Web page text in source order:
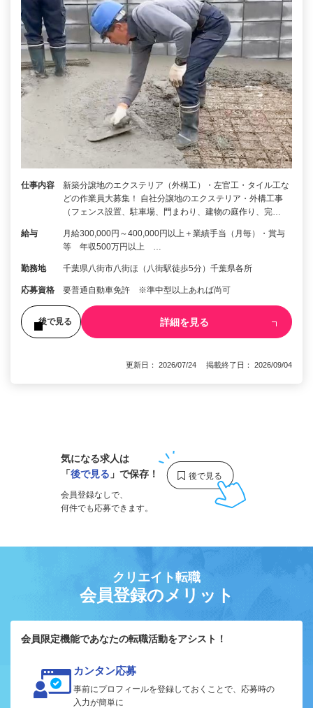
仕事内容
新築分譲地のエクステリア（外構工）・左官工・タイル工な
どの作業員大募集！ 自社分譲地のエクステリア・外構工事
（フェンス設置、駐車場、門まわり、建物の庭作り、完…
給与
月給300,000円～400,000円以上＋業績手当（月毎）・賞与
等 年収500万円以上 …
勤務地 千葉県八街市八街ほ（八街駅徒歩5分）千葉県各所
応募資格 要普通自動車免許 ※準中型以上あれば尚可
後で見る 詳細を見る
更新日： 2026/07/24 掲載終了日： 2026/09/04
気になる求人は
「後で見る 」で保存！
会員登録なしで、
何件でも応募できます。
クリエイト転職
会員登録のメリット
会員限定機能であなたの転職活動をアシスト！
カンタン応募
事前にプロフィールを登録しておくことで、応募時の
入力が簡単に